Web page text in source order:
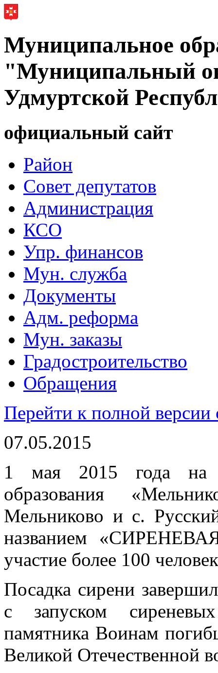
Муниципальное
"Муниципальный
Удмуртской
официальный сайт
Район
Совет депутатов
Администрация
КСО
Упр. финансов
Мун. служба
Документы
Адм. реформа
Мун. заказы
Градостроительство
Обращения
Перейти к полной версии
07.05.2015
1 мая 2015 года на
образования
Мельниково и с.
названием
участие более 100
Посадка сирени
с запуском
памятника Воинам
Великой Отечественной